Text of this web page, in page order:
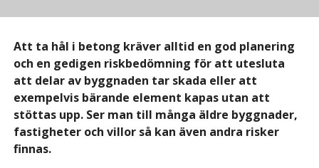
Att ta hål i betong kräver alltid en god planering
och en gedigen riskbedömning för att utesluta
att delar av byggnaden tar skada eller att
exempelvis bärande element kapas utan att
stöttas upp. Ser man till många äldre byggnader,
fastigheter och villor så kan även andra risker
finnas.